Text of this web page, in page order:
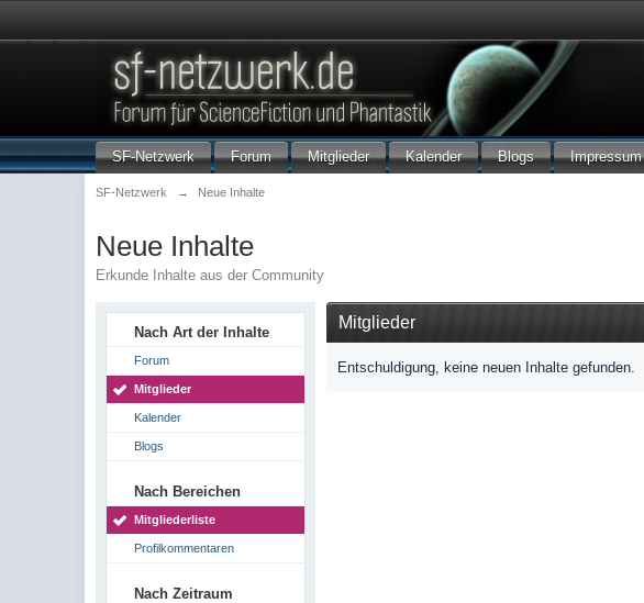
SF-Netzwerk Forum Mitglieder Kalender Blogs Impressum
SF-Netzwerk → Neue Inhalte
Neue Inhalte
Erkunde Inhalte aus der Community
Nach Art der Inhalte
Forum
Mitglieder
Kalender
Blogs
Nach Bereichen
Mitgliederliste
Profilkommentaren
Nach Zeitraum
Mitglieder
Entschuldigung, keine neuen Inhalte gefunden.